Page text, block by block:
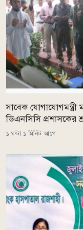
সাবেক যোগাযোগমন্ত্রী
ডিএনসিসি প্রশাসকের
১ ঘন্টা ১ মিনিট আগে